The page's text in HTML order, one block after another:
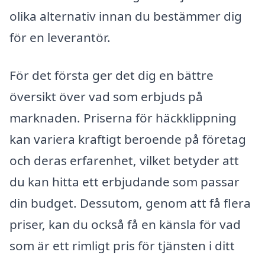
olika alternativ innan du bestämmer dig
för en leverantör.
För det första ger det dig en bättre
översikt över vad som erbjuds på
marknaden. Priserna för häckklippning
kan variera kraftigt beroende på företag
och deras erfarenhet, vilket betyder att
du kan hitta ett erbjudande som passar
din budget. Dessutom, genom att få flera
priser, kan du också få en känsla för vad
som är ett rimligt pris för tjänsten i ditt